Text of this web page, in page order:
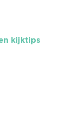
kijktips